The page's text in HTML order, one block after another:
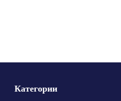
Категории